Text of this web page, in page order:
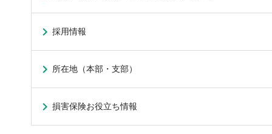
採用情報
所在地（本部・支部）
損害保険お役立ち情報